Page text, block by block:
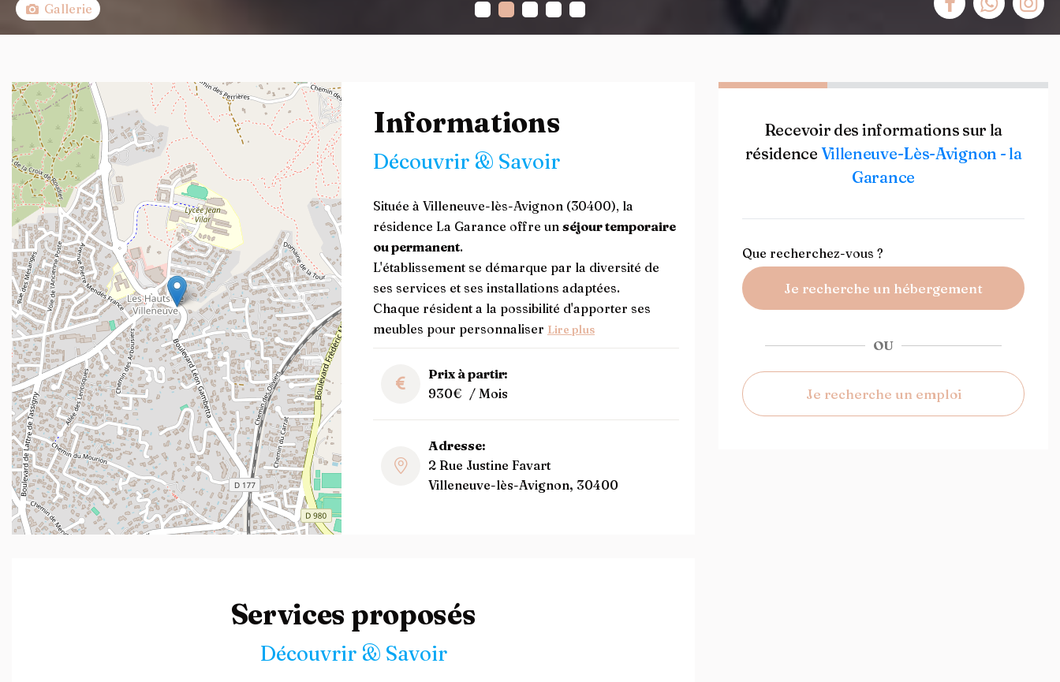
Gallerie
+
−
Leaflet| ©OpenStreetMapcontributors
Informations
Découvrir & Savoir
Située à Villeneuve-lès-Avignon (30400), la
résidence La Garance offre un séjour temporaire
ou permanent.
L'établissement se démarque par la diversité de
ses services et ses installations adaptées.
Chaque résident a la possibilité d'apporter ses
meubles pour personnaliser Lire plus
Prix à partir:
930€ / Mois
Adresse:
2 Rue Justine Favart
Villeneuve-lès-Avignon, 30400
Services proposés
Découvrir & Savoir
Recevoir des informations sur la
résidence Villeneuve-Lès-Avignon - la
Garance
Que recherchez-vous ?
Je recherche un hébergement
OU
Je recherche un emploi